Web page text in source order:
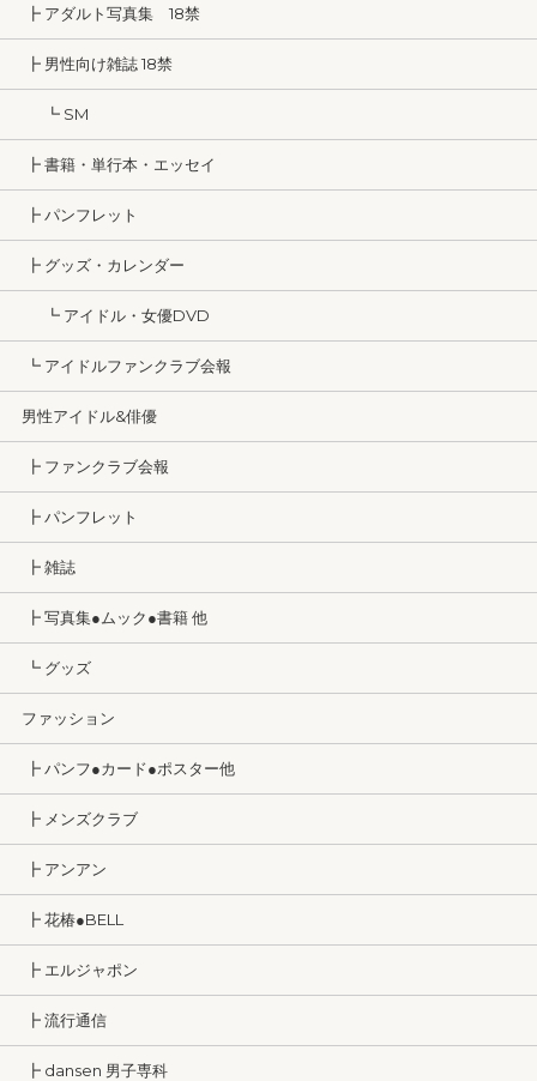
┣ アダルト写真集 18禁
┣ 男性向け雑誌 18禁
┗ SM
┣ 書籍・単行本・エッセイ
┣ パンフレット
┣ グッズ・カレンダー
┗ アイドル・女優DVD
┗ アイドルファンクラブ会報
男性アイドル&俳優
┣ ファンクラブ会報
┣ パンフレット
┣ 雑誌
┣ 写真集●ムック●書籍 他
┗ グッズ
ファッション
┣ パンフ●カード●ポスター他
┣ メンズクラブ
┣ アンアン
┣ 花椿●BELL
┣ エルジャポン
┣ 流行通信
┣ dansen 男子専科